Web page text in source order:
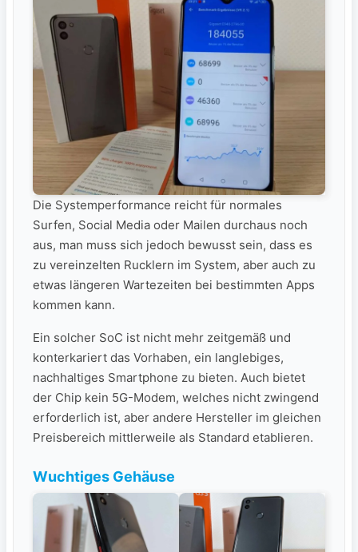
Die Systemperformance reicht für normales
Surfen, Social Media oder Mailen durchaus noch
aus, man muss sich jedoch bewusst sein, dass es
zu vereinzelten Rucklern im System, aber auch zu
etwas längeren Wartezeiten bei bestimmten Apps
kommen kann.
Ein solcher SoC ist nicht mehr zeitgemäß und
konterkariert das Vorhaben, ein langlebiges,
nachhaltiges Smartphone zu bieten. Auch bietet
der Chip kein 5G-Modem, welches nicht zwingend
erforderlich ist, aber andere Hersteller im gleichen
Preisbereich mittlerweile als Standard etablieren.
Wuchtiges Gehäuse